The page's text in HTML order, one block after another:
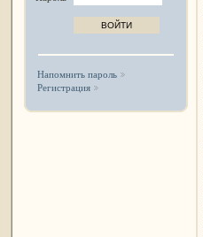
Напомнить пароль
Регистрация